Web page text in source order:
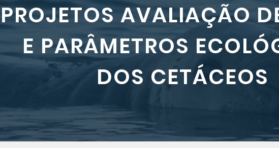
PROJETOS AVALIAÇÃO
E PARÂMETROS
DOS CETÁCEOS